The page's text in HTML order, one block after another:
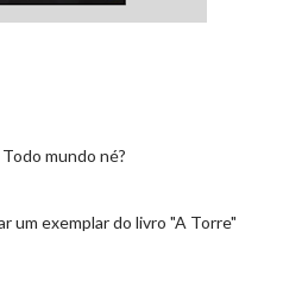
mundo né?
um exemplar do livro "A Torre"